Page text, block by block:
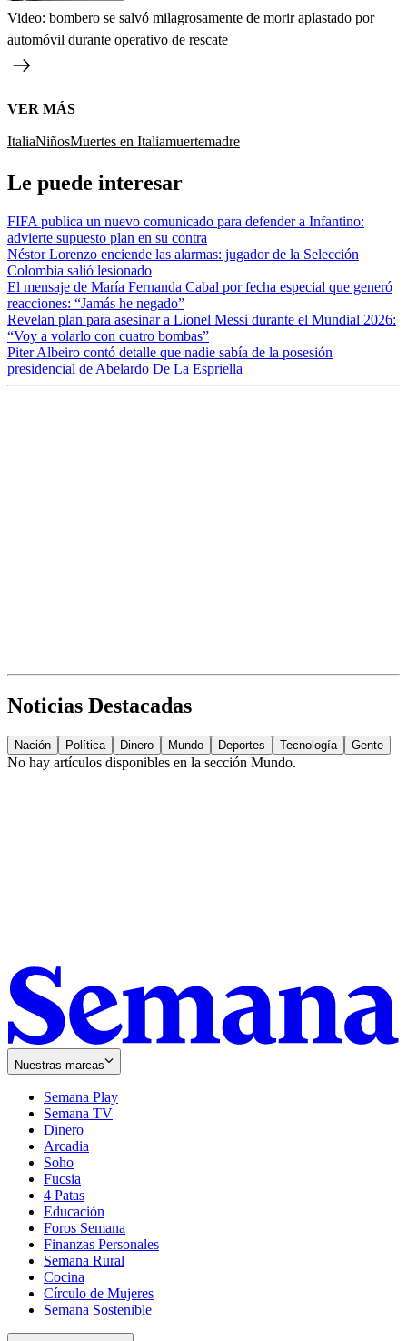
Video: bombero se salvó milagrosamente de morir aplastado por
automóvil durante operativo de rescate
VER MÁS
ItaliaNiñosMuertes en Italiamuertemadre
Le puede interesar
FIFA publica un nuevo comunicado para defender a Infantino:
advierte supuesto plan en su contra
Néstor Lorenzo enciende las alarmas: jugador de la Selección
Colombia salió lesionado
El mensaje de María Fernanda Cabal por fecha especial que generó
reacciones: “Jamás he negado”
Revelan plan para asesinar a Lionel Messi durante el Mundial 2026:
“Voy a volarlo con cuatro bombas”
Piter Albeiro contó detalle que nadie sabía de la posesión
presidencial de Abelardo De La Espriella
Noticias Destacadas
Nación Política Dinero Mundo Deportes Tecnología Gente
No hay artículos disponibles en la sección Mundo.
Nuestras marcas
Semana Play
Semana TV
Dinero
Arcadia
Soho
in
new
window
Fucsia
in
new
window
4 Patas
Educación
Foros Semana
Finanzas Personales
Semana Rural
Cocina
Círculo de Mujeres
Semana Sostenible